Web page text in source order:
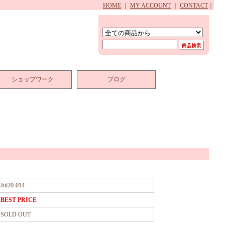
HOME MY ACCOUNT CONTACT
ショップワーク ブログ
Jul20-014
BEST PRICE
SOLD OUT